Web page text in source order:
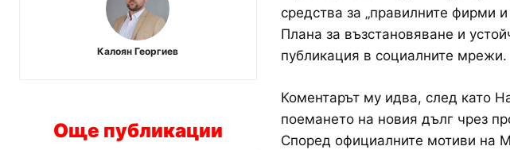
Калоян Георгиев
Още публикации
средства за „правилните фирми
Плана за възстановяване и
публикация в социалните мрежи.
Коментарът му идва, след като
поемането на новия дълг чрез
Според официалните мотиви на